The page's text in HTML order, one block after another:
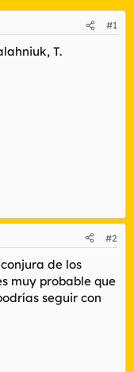
#1
T.
#2
de los
muy probable que
seguir con